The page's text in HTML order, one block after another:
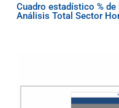
Cuadro estadístico %
Análisis Total Sector